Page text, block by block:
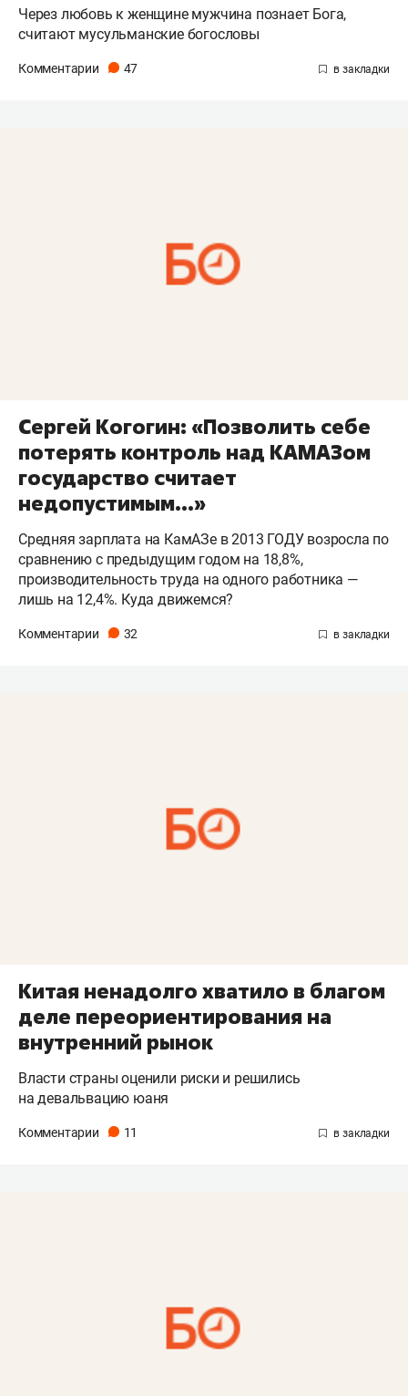
Через любовь к женщине мужчина познает Бога,
считают мусульманские богословы
Комментарии 47
Сергей Когогин: «Позволить себе
потерять контроль над КАМАЗом
государство считает
недопустимым...»
Средняя зарплата на КамАЗе в 2013 ГОДУ возросла по
сравнению с предыдущим годом на 18,8%,
производительность труда на одного работника —
лишь на 12,4%. Куда движемся?
Комментарии 32
Китая ненадолго хватило в благом
деле переориентирования на
внутренний рынок
Власти страны оценили риски и решились
на девальвацию юаня
Комментарии 11